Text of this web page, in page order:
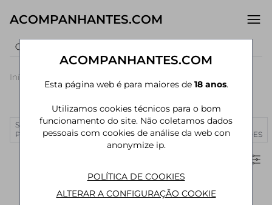
ACOMPANHANTES.COM
Início
SÃO
PAULO
RIO DE
JANEIRO
CURITIBA MANAUS
JOÃO
PESSOA
MAIS
CIDADES
ACOMPANHANTES.COM
Esta página web é para maiores de 18 anos.
Utilizamos cookies técnicos para o bom
funcionamento do site. Não coletamos dados
pessoais com cookies de análise da web con
anonymize ip.
POLÍTICA DE COOKIES
ALTERAR A CONFIGURAÇÃO COOKIE